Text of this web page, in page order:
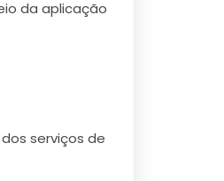
da aplicação
serviços de